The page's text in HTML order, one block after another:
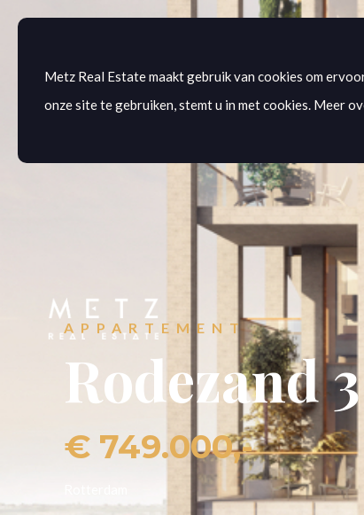
Metz Real Estate maakt gebruik van cookies om
onze site te gebruiken, stemt u in met cookies. Meer
2 1
BADKAMERS